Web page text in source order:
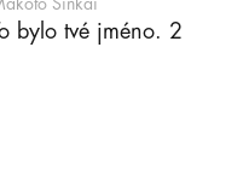
Šinkai
bylo tvé jméno. 2